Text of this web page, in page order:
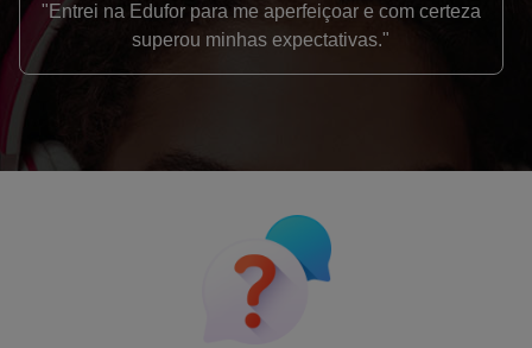
"Entrei na Edufor para me aperfeiçoar e com certeza
superou minhas expectativas."